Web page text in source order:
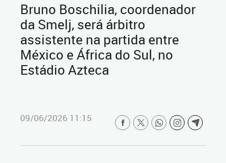
Bruno Boschilia, coordenador
da Smelj, será árbitro
assistente na partida entre
México e África do Sul, no
Estádio Azteca
09/06/2026 11:15